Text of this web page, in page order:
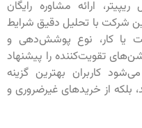
ارائه مشاوره رایگان
شرکت با تحلیل دقیق شرایط
یا کار، نوع پوشش‌دهی و
تقویت‌کننده را پیشنهاد
کاربران بهترین گزینه
بلکه از خریدهای غیرضروری و